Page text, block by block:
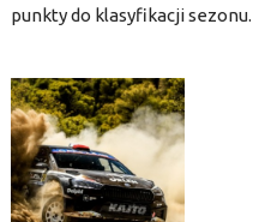
punkty do klasyfikacji sezonu.